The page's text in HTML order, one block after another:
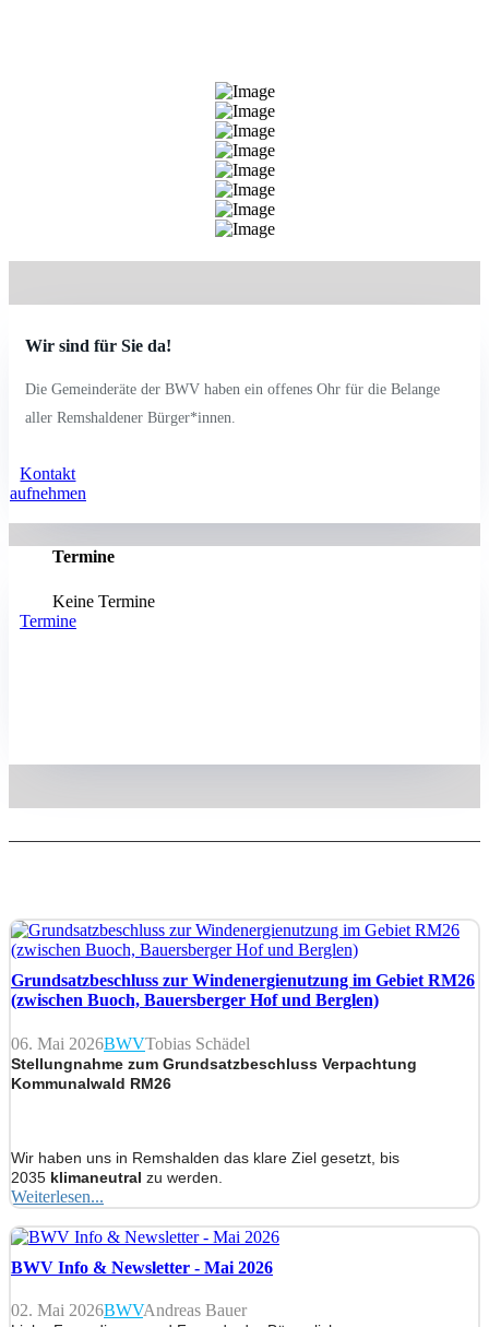
Wir sind für Sie da!
Die Gemeinderäte der BWV haben ein offenes Ohr für die Belange
aller Remshaldener Bürger*innen.
Kontakt
aufnehmen
Termine
Keine Termine
Termine
Grundsatzbeschluss zur Windenergienutzung im Gebiet RM26
(zwischen Buoch, Bauersberger Hof und Berglen)
06. Mai 2026BWVTobias Schädel
Stellungnahme zum Grundsatzbeschluss Verpachtung
Kommunalwald RM26
Wir haben uns in Remshalden das klare Ziel gesetzt, bis
2035 klimaneutral zu werden.
Weiterlesen...
BWV Info & Newsletter - Mai 2026
02. Mai 2026BWVAndreas Bauer